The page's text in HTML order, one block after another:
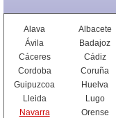
Alava Albacete
Ávila
Badajoz
Cáceres
Cádiz
Cordoba
Coruña
Guipuzcoa
Huelva
Lleida
Lugo
Navarra
Orense